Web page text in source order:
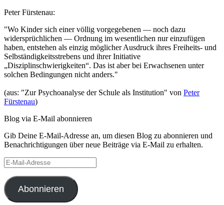
Peter Fürstenau:
"Wo Kinder sich einer völlig vorgegebenen — noch dazu
widersprüchlichen — Ordnung im wesentlichen nur einzufügen
haben, entstehen als einzig möglicher Ausdruck ihres Freiheits- und
Selbständigkeitsstrebens und ihrer Initiative
„Disziplinschwierigkeiten“. Das ist aber bei Erwachsenen unter
solchen Bedingungen nicht anders."
(aus: "Zur Psychoanalyse der Schule als Institution" von Peter
Fürstenau)
Blog via E-Mail abonnieren
Gib Deine E-Mail-Adresse an, um diesen Blog zu abonnieren und
Benachrichtigungen über neue Beiträge via E-Mail zu erhalten.
E-
Mail-
Adresse
Abonnieren